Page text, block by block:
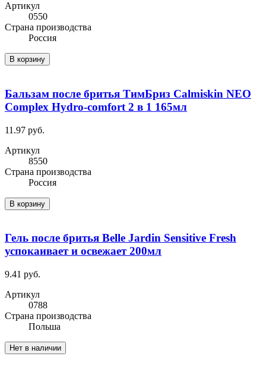
Артикул
0550
Cтрана производства
Россия
В корзину
Бальзам после бритья ТимБриз Calmiskin NEO
Complex Hydro-comfort 2 в 1 165мл
11.97 руб.
Артикул
8550
Cтрана производства
Россия
В корзину
Гель после бритья Belle Jardin Sensitive Fresh
успокаивает и освежает 200мл
9.41 руб.
Артикул
0788
Cтрана производства
Польша
Нет в наличии